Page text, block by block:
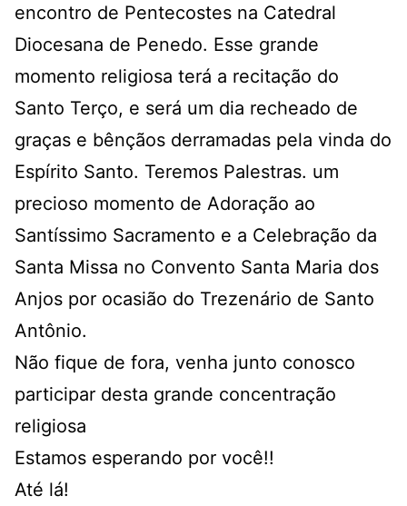
encontro de Pentecostes na Catedral
Diocesana de Penedo. Esse grande
momento religiosa terá a recitação do
Santo Terço, e será um dia recheado de
graças e bênçãos derramadas pela vinda do
Espírito Santo. Teremos Palestras. um
precioso momento de Adoração ao
Santíssimo Sacramento e a Celebração da
Santa Missa no Convento Santa Maria dos
Anjos por ocasião do Trezenário de Santo
Antônio.
Não fique de fora, venha junto conosco
participar desta grande concentração
religiosa
Estamos esperando por você!!
Até lá!